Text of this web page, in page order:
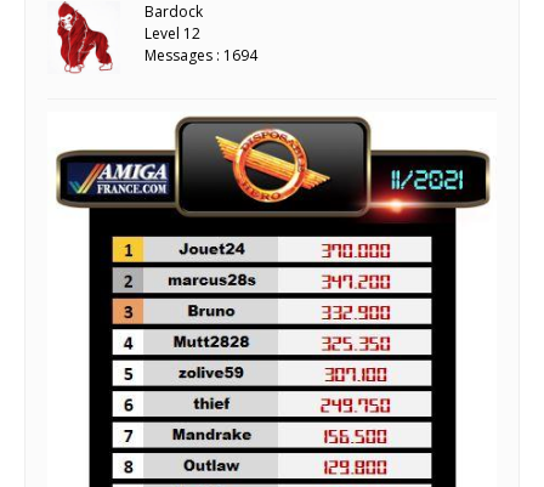
Bardock
Level 12
Messages : 1694